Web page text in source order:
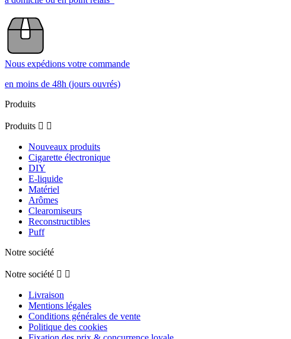
Nous expédions votre commande
en moins de 48h (jours ouvrés)
Produits
Produits  
Nouveaux produits
Cigarette électronique
DIY
E-liquide
Matériel
Arômes
Clearomiseurs
Reconstructibles
Puff
Notre société
Notre société  
Livraison
Mentions légales
Conditions générales de vente
Politique des cookies